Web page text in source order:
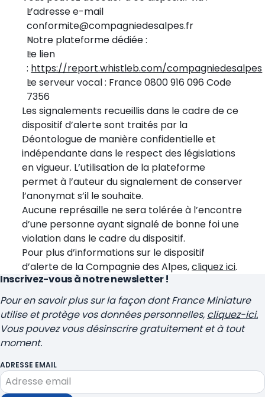
L’adresse e-mail
conformite@compagniedesalpes.fr
Notre plateforme dédiée :
Le lien
: https://report.whistleb.com/compagniedesalpes
Le serveur vocal : France 0800 916 096 Code
7356
Les signalements recueillis dans le cadre de ce
dispositif d’alerte sont traités par la
Déontologue de manière confidentielle et
indépendante dans le respect des législations
en vigueur. L’utilisation de la plateforme
permet à l’auteur du signalement de conserver
l’anonymat s’il le souhaite.
Aucune représaille ne sera tolérée à l’encontre
d’une personne ayant signalé de bonne foi une
violation dans le cadre du dispositif.
Pour plus d’informations sur le dispositif
d’alerte de la Compagnie des Alpes,cliquez ici.
Inscrivez-vous à notre newsletter !
Pour en savoir plus sur la façon dont France Miniature
utilise et protège vos données personnelles, cliquez-ici.
Vous pouvez vous désinscrire gratuitement et à tout
moment.
ADRESSE EMAIL